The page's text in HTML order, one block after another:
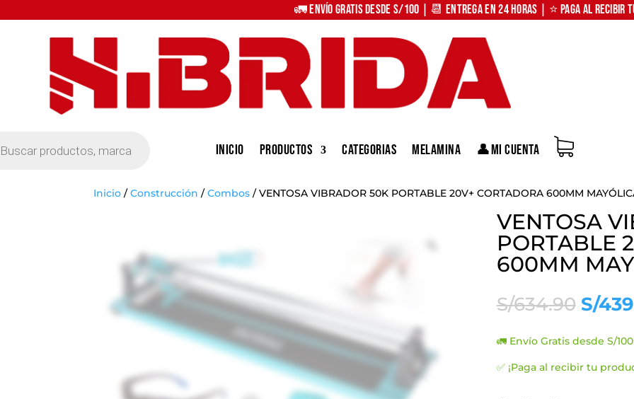
🚛 Envío Gratis desde S/100 | 📆 Entrega en 24 horas | ⭐ Paga al recibir
Inicio Productos Categorias Melamina 👤Mi Cuenta
Inicio /Construcción /Combos /VENTOSA VIBRADOR 50K PORTABLE 20V+ CORTADORA 600MM
VENTOSA
PORTABLE
600MM
S/634.90 El
precio
era:
S/
S/
🚛 Envío Gratis desde S/100
✅ ¡Paga al recibir tu